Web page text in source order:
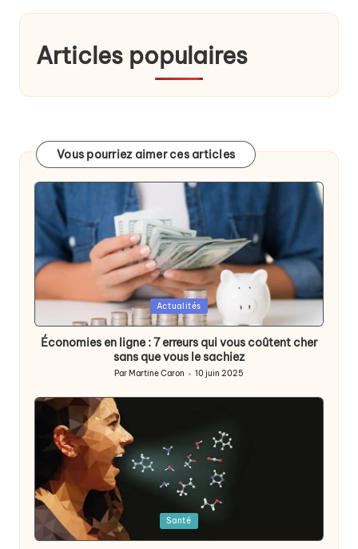
Articles populaires
Vous pourriez aimer ces articles
Posted
Actualités
Économies en ligne : 7 erreurs qui vous coûtent cher
sans que vous le sachiez
Par Martine Caron 10 juin 2025
Posted
in
Santé